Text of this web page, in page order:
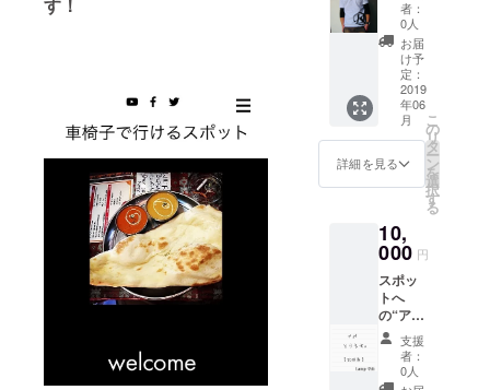
アポ1回
分とし
て使用
出来ま
す。
メール
にてご
希望の
スポッ
ト先情
お送り
頂く
成後の
サイト
の案内
に従っ
てご使
用下さ
【カ
ラー】
ホワイ
s Tシャ
ツ” 表裏
にプリ
ントあ
り。現
在どこ
にも流
通して
おりま
せん。
（写真
イトver
で
す。）
【サイ
ズ】着
丈67cm
肩幅
42cm
身幅
者：
0人
お届
け予
定：
2019
年06
月
詳細を見る
こ
の
リ
タ
ー
ン
を
選
択
す
る
10,
000 円
スポッ
トへ
の“ア
ポ”とり
ます！
【20回
分】
支援
者：
0人